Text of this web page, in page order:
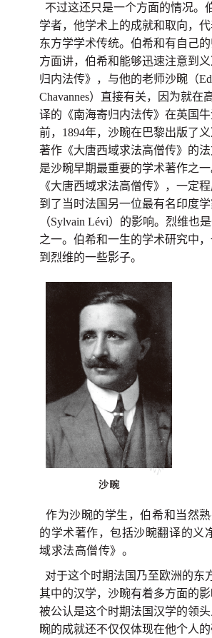
不过这还只是一个方面的情况。
学者，他学术上的成就和取向，
东方学学术传统。伯希和有自己
方面讲，伯希和能够迅速注意到
归内法传》，与他的老师沙畹（Ed
Chavannes）直接有关，因为就在
译的《南海寄归内法传》在英国
前，1894年，沙畹在巴黎出版了
著作《大唐西域求法高僧传》的法
是沙畹早期最重要的学术著作之
《大唐西域求法高僧传》，一定
到了当时法国另一位最有名印度
（Sylvain Lévi）的影响。烈维也
之一。伯希和一生的学术研究中
到烈维的一些影子。
作为沙畹的学生，伯希和当然
的学术著作，包括沙畹翻译的义
域求法高僧传》。
对于这个时期法国乃至欧洲的东
其中的汉学，沙畹有着多方面的
被公认是这个时期法国汉学的领
畹的成就还不仅仅体现在他个人的